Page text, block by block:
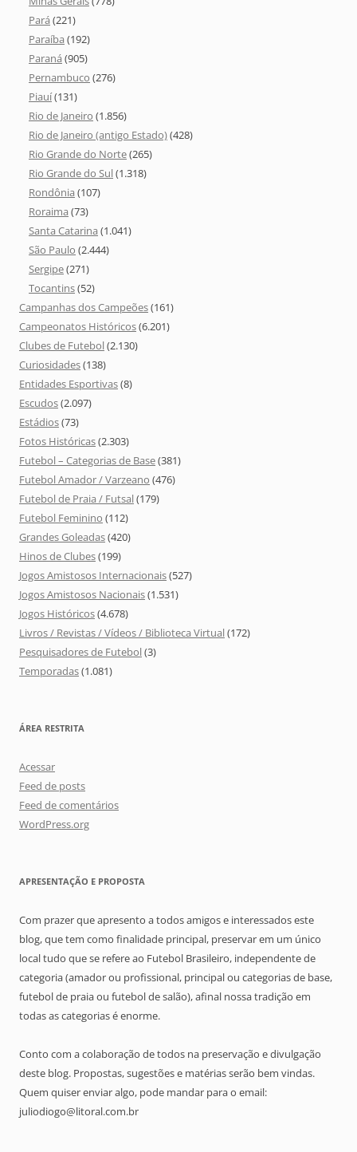
Pará (221)
Paraíba (192)
Paraná (905)
Pernambuco (276)
Piauí(131)
Rio de Janeiro (1.856)
Rio de Janeiro (antigo Estado)(428)
Rio Grande do Norte(265)
Rio Grande do Sul(1.318)
Rondônia (107)
Roraima (73)
Santa Catarina (1.041)
São Paulo (2.444)
Sergipe(271)
Tocantins(52)
Campanhas dos Campeões(161)
Campeonatos Históricos(6.201)
Clubes de Futebol(2.130)
Curiosidades(138)
Entidades Esportivas(8)
Escudos(2.097)
Estádios(73)
Fotos Históricas(2.303)
Futebol – Categorias de Base(381)
Futebol Amador / Varzeano (476)
Futebol de Praia / Futsal(179)
Futebol Feminino (112)
Grandes Goleadas(420)
Hinos de Clubes(199)
Jogos Amistosos Internacionais(527)
Jogos Amistosos Nacionais(1.531)
Jogos Históricos(4.678)
Livros / Revistas / Vídeos / Biblioteca Virtual(172)
Pesquisadores de Futebol(3)
Temporadas(1.081)
ÁREA RESTRITA
Acessar
Feed de posts
Feed de comentários
WordPress.org
APRESENTAÇÃO E PROPOSTA
Com prazer que apresento a todos amigos e interessados este
blog, que tem como finalidade principal, preservar em um único
local tudo que se refere ao Futebol Brasileiro, independente de
categoria (amador ou profissional, principal ou categorias de base,
futebol de praia ou futebol de salão), afinal nossa tradição em
todas as categorias é enorme.
Conto com a colaboração de todos na preservação e divulgação
deste blog. Propostas, sugestões e matérias serão bem vindas.
Quem quiser enviar algo, pode mandar para o email:
juliodiogo@litoral.com.br